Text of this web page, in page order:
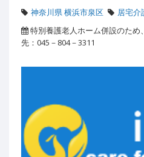
神奈川県 横浜市泉区
居宅介
特別養護老人ホーム併設のた
先：045－804－3311